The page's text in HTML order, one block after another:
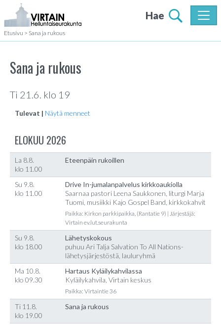
Hae
Etusivu > Sana ja rukous
Sana ja rukous
Ti 21.6. klo 19
Tulevat | Näytä menneet
ELOKUU 2026
La 8.8.
klo 11.00
Eteenpäin rukoillen
Su 9.8.
klo 11.00
Drive In-jumalanpalvelus kirkkoaukiolla
Saarnaa pastori Leena Saukkonen, liturgi Marja
Tuomi, musiikki Kajo Gospel Band, kirkkokahvit
Paikka: Kirkon parkkipaikka, (Rantatie 9) | Järjestäjä:
Virtain ev.lut.seurakunta
Su 9.8.
klo 18.00
Lähetyskokous
puhuu Ari Talja Salvation To All Nations-
lähetysjärjestöstä, lauluryhmä
Ma 10.8.
klo 09.30
Hartaus Kyläilykahvilassa
Kyläilykahvila, Virtain keskus
Paikka: Virtaintie 36
Ti 11.8.
klo 19.00
Sana ja rukous